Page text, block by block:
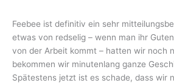
Feebee ist definitiv ein sehr
etwas von redselig – wenn man ihr
von der Arbeit kommt – hatten wir noch
bekommen wir minutenlang ganze
Spätestens jetzt ist es schade, dass wir